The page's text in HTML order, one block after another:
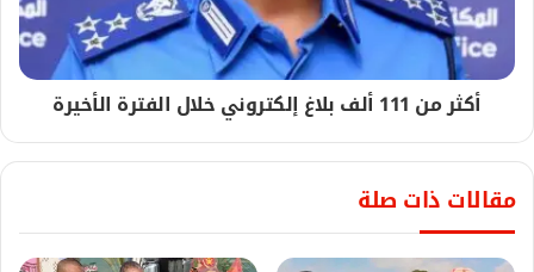
أكثر من 111 ألف بلاغ إلكتروني خلال الفترة الأخيرة
مقالات ذات صلة